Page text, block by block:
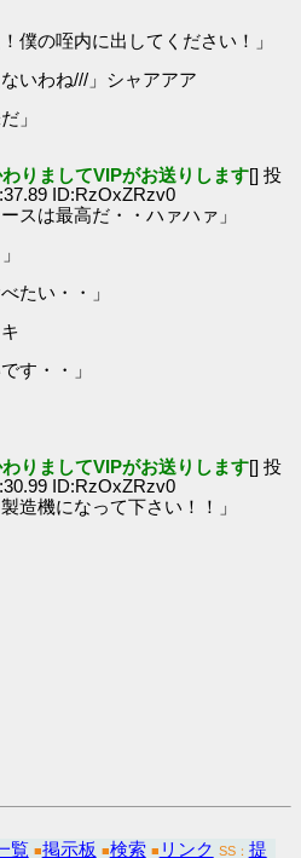
僕の咥内に出してください！」
いわね///」シャアアア
」
りましてVIPがお送りします[] 投
ID:RzOxZRzv0
スは最高だ・・ハァハァ」
たい・・」
す・・」
りましてVIPがお送りします[] 投
ID:RzOxZRzv0
造機になって下さい！！」
覧 ■掲示板 ■検索 ■ リンク SS： 提